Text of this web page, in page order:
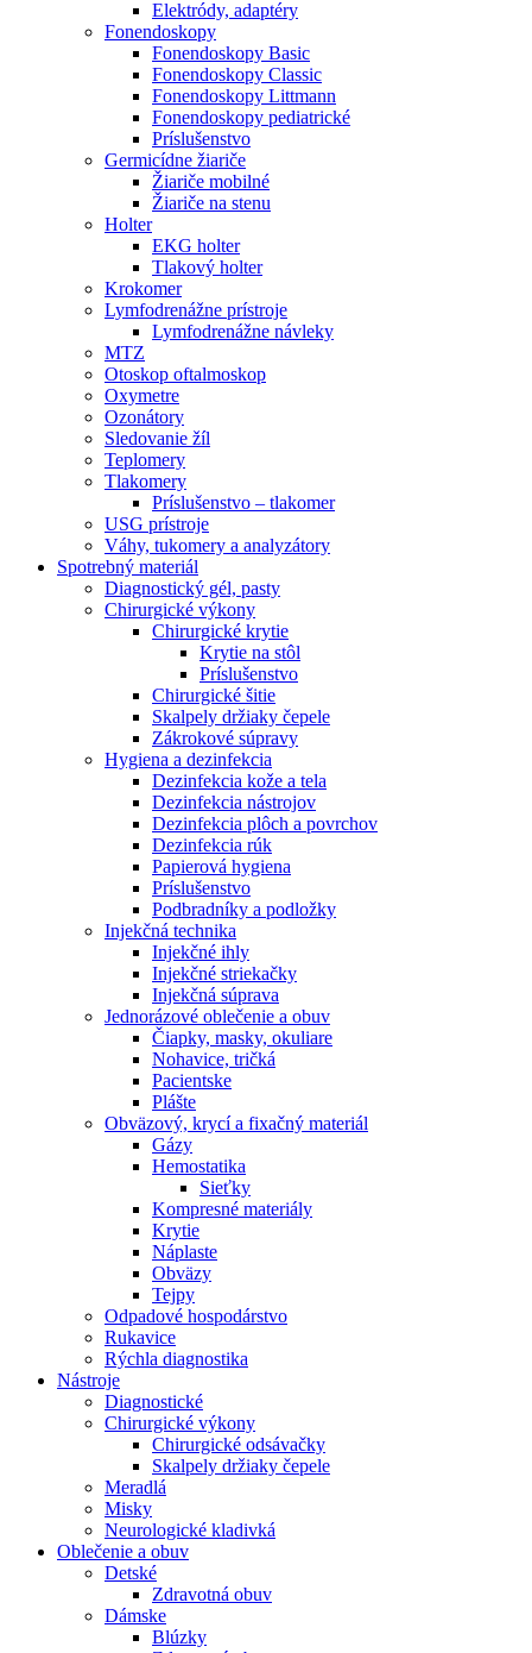
Elektródy, adaptéry
Fonendoskopy
Fonendoskopy Basic
Fonendoskopy Classic
Fonendoskopy Littmann
Fonendoskopy pediatrické
Príslušenstvo
Germicídne žiariče
Žiariče mobilné
Žiariče na stenu
Holter
EKG holter
Tlakový holter
Krokomer
Lymfodrenážne prístroje
Lymfodrenážne návleky
MTZ
Otoskop oftalmoskop
Oxymetre
Ozonátory
Sledovanie žíl
Teplomery
Tlakomery
Príslušenstvo – tlakomer
USG prístroje
Váhy, tukomery a analyzátory
Spotrebný materiál
Diagnostický gél, pasty
Chirurgické výkony
Chirurgické krytie
Krytie na stôl
Príslušenstvo
Chirurgické šitie
Skalpely držiaky čepele
Zákrokové súpravy
Hygiena a dezinfekcia
Dezinfekcia kože a tela
Dezinfekcia nástrojov
Dezinfekcia plôch a povrchov
Dezinfekcia rúk
Papierová hygiena
Príslušenstvo
Podbradníky a podložky
Injekčná technika
Injekčné ihly
Injekčné striekačky
Injekčná súprava
Jednorázové oblečenie a obuv
Čiapky, masky, okuliare
Nohavice, tričká
Pacientske
Plášte
Obväzový, krycí a fixačný materiál
Gázy
Hemostatika
Sieťky
Kompresné materiály
Krytie
Náplaste
Obväzy
Tejpy
Odpadové hospodárstvo
Rukavice
Rýchla diagnostika
Nástroje
Diagnostické
Chirurgické výkony
Chirurgické odsávačky
Skalpely držiaky čepele
Meradlá
Misky
Neurologické kladivká
Oblečenie a obuv
Detské
Zdravotná obuv
Dámske
Blúzky